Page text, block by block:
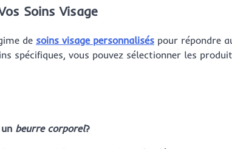
Soins Visage
de soins visage personnalisés pour répondre
spécifiques, vous pouvez sélectionner les
beurre corporel?